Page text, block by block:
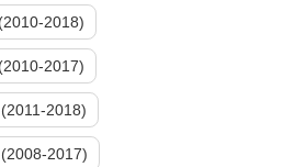
2018)
2017)
2018)
2017)